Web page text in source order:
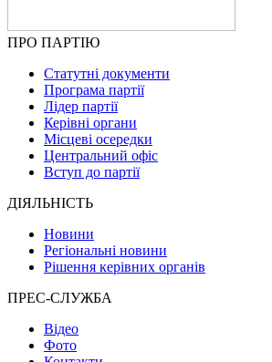
ПРО ПАРТІЮ
Статутні документи
Програма партії
Лідер партії
Керівні органи
Місцеві осередки
Центральний офіс
Вступ до партії
ДІЯЛЬНІСТЬ
Новини
Регіональні новини
Рішення керівних органів
ПРЕС-СЛУЖБА
Відео
Фото